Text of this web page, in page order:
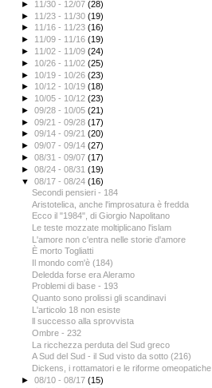
► 11/30 - 12/07(28)
► 11/23 - 11/30(19)
► 11/16 - 11/23(16)
► 11/09 - 11/16(19)
► 11/02 - 11/09(24)
► 10/26 - 11/02(25)
► 10/19 - 10/26(23)
► 10/12 - 10/19(18)
► 10/05 - 10/12(23)
►09/28 - 10/05(21)
►09/21 - 09/28(17)
►09/14 - 09/21(20)
►09/07 - 09/14(27)
►08/31 - 09/07(17)
►08/24 - 08/31(19)
▼08/17 - 08/24(16)
Secondi pensieri - 184
Aristotelica, anche l'improsatura è fredda
Ecco il "1984", di Giorgio Napolitano
Le teste mozzate moltiplicano l'islam
L'amore non c'entra nelle storie d'amore
È morto Togliatti
Il mondo com'è (184)
Deledda forse era Aleramo
Problemi di base - 193
Quanto sono prolissi gli scandinavi
L'articolo 18 non esiste
ll successo alla sprovvista
Ombre - 232
La ricchezza perduta del Sud greco
A Sud del Sud - il Sud visto da sotto (216)
Dickens, i rottamatori e le riforme omeopatiche
►08/10 - 08/17(15)